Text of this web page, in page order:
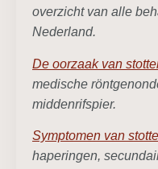
overzicht van alle
Nederland.
De oorzaak van
medische
middenrifspier.
Symptomen van
haperingen,